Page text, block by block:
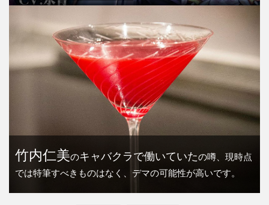
竹内仁美のキャバクラで働いていたの噂、現時点
では特筆すべきものはなく、デマの可能性が高いです。